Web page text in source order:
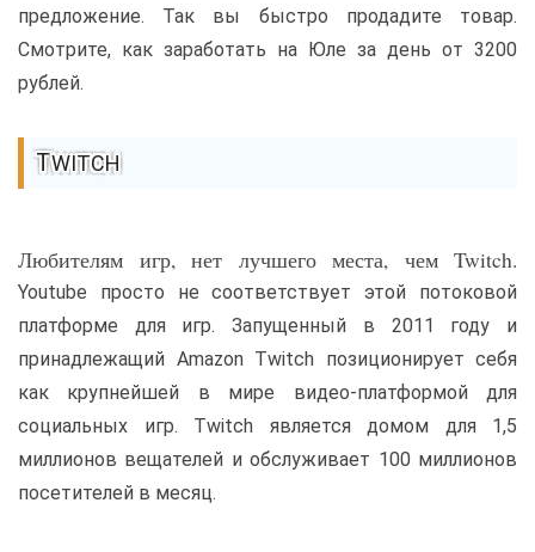
предложение. Так вы быстро продадите товар.
Смотрите, как заработать на Юле за день от 3200
рублей.
TWITCH
Любителям игр, нет лучшего места, чем Twitch.
Youtube просто не соответствует этой потоковой
платформе для игр. Запущенный в 2011 году и
принадлежащий Amazon Twitch позиционирует себя
как крупнейшей в мире видео-платформой для
социальных игр. Twitch является домом для 1,5
миллионов вещателей и обслуживает 100 миллионов
посетителей в месяц.